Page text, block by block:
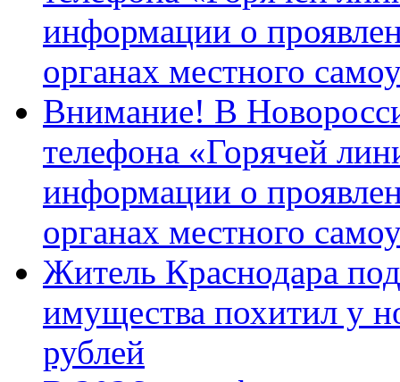
информации о
органах местного
Внимание! В
телефона «Горячей
информации о
органах местного
Житель Краснодара
имущества похитил у
рублей